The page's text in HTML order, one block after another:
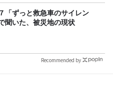
「ずっと救急車のサイレン
聞いた、被災地の現状
Recommended by